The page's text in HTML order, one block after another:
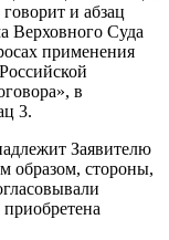
и абзац
Верховного Суда
применения
в
3.
Заявителю
образом, стороны,